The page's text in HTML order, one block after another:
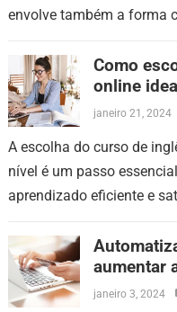
envolve também a forma
Como
online
janeiro 21, 2024
A escolha do curso de
nível é um passo
aprendizado eficiente e
aumentar
janeiro 3, 2024